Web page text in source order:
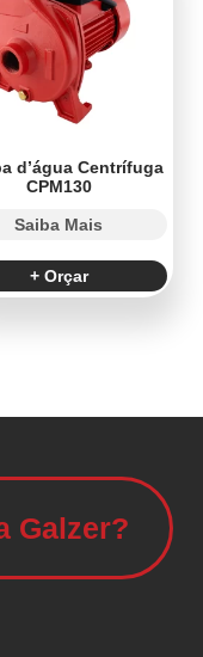
d’água Centrífuga
CPM130
Saiba Mais
+ Orçar
Galzer?